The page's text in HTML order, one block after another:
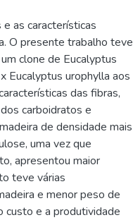
as características
O presente trabalho teve
clone de Eucalyptus
Eucalyptus urophylla aos
das fibras,
carboidratos e
de densidade mais
uma vez que
apresentou maior
teve várias
e menor peso de
custo e a produtividade